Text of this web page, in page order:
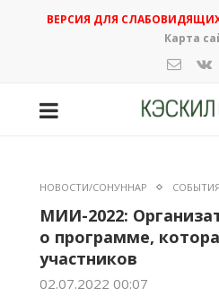
ВЕРСИЯ ДЛЯ
Карта
НОВОСТИ/СОНУННАР СОБЫТИЯ
МИИ-2022:
о программе,
участников
02.07.2022 00:07